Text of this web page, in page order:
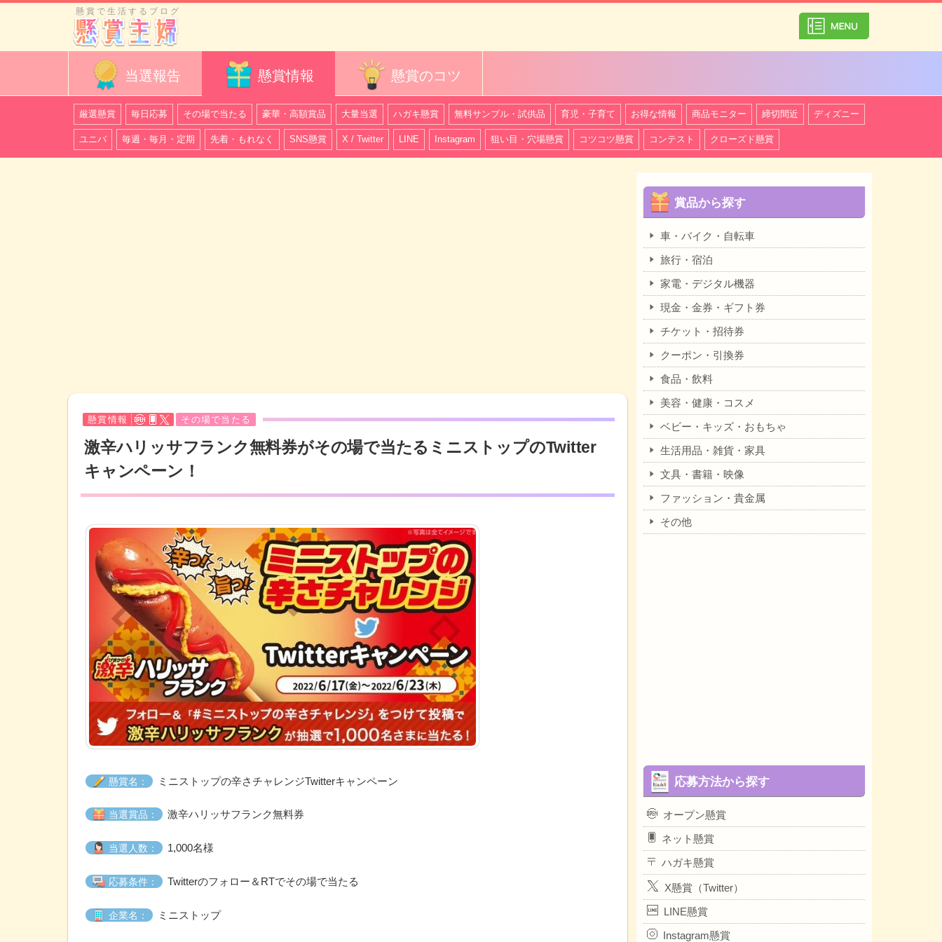
懸賞で生活するブログ
当選報告 懸賞情報 懸賞のコツ
厳選懸賞 毎日応募 その場で当たる 豪華・高額賞品 大量当選 ハガキ懸賞 無料サンプル・試供品 育児・子育て お得な情報 商品モニター 締切間近 ディズニー
ユニバ 毎週・毎月・定期 先着・もれなく SNS懸賞 X / Twitter LINE Instagram 狙い目・穴場懸賞 コツコツ懸賞 コンテスト クローズド懸賞
懸賞情報 その場で当たる
激辛ハリッサフランク無料券がその場で当たるミニストップのTwitter
キャンペーン！
懸賞名： ミニストップの辛さチャレンジTwitterキャンペーン
当選賞品： 激辛ハリッサフランク無料券
当選人数： 1,000名様
応募条件： Twitterのフォロー＆RTでその場で当たる
企業名： ミニストップ
賞品から探す
車・バイク・自転車
旅行・宿泊
家電・デジタル機器
現金・金券・ギフト券
チケット・招待券
クーポン・引換券
食品・飲料
美容・健康・コスメ
ベビー・キッズ・おもちゃ
生活用品・雑貨・家具
文具・書籍・映像
ファッション・貴金属
その他
応募方法から探す
オープン懸賞
ネット懸賞
ハガキ懸賞
X懸賞（Twitter）
LINE懸賞
Instagram懸賞